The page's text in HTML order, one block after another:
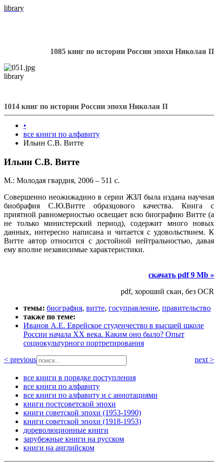
library
1085 книг по истории России эпохи Николая II
library
1014 книг по истории России эпохи Николая II
•
все книги по алфавиту
Ильин С.В. Витте
Ильин С.В. Витте
М.: Молодая гвардия, 2006 – 511 с.
Совершенно неожижаднно в серии ЖЗЛ была издана научная
биобрафия С.Ю.Витте образцового качества. Книга с
приятной равномерностью освещает всю биографию Витте (а
не только министерский период), содержит много новых
данных, интересно написана и читается с удовольствием. К
Витте автор относится с достойной нейтральностью, давая
ему вполне независимые характеристики.
скачать pdf 9 Mb »
pdf, хороший скан, без OCR
темы: биография, витте, госуправление, правительство
также по теме:
Иванов А.Е. Еврейское студенчество в высшей школе
России начала XX века. Каким оно было? Опыт
социокультурного портретирования
< previous
next >
все книги в порядке поступления
все книги по алфавиту
все книги по алфавиту и с аннотациями
книги постсоветской эпохи
книги советской эпохи (1953-1990)
книги советской эпохи (1918-1953)
дореволюционные книги
зарубежные книги на русском
книги на английском